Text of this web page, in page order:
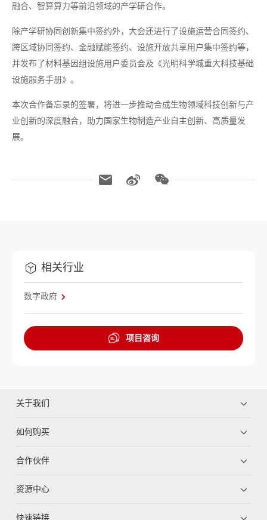
融合、智算算力等前沿领域的产学研合作。
除产学研协同创新集中签约外，大会还进行了设施运营合同签约、
跨区域协同签约、金融赋能签约、设施开放共享用户集中签约等，
并发布了材料基因组设施用户委员会及《光明科学城重大科技基础
设施服务手册》。
本次合作备忘录的签署，将进一步推动合成生物领域科技创新与产
业创新的深度融合，助力国家生物制造产业自主创新、高质量发
展。
相关行业
数字政府
项目咨询
关于我们
如何购买
合作伙伴
资源中心
快速链接